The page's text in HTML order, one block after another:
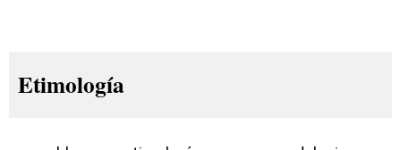
Etimología